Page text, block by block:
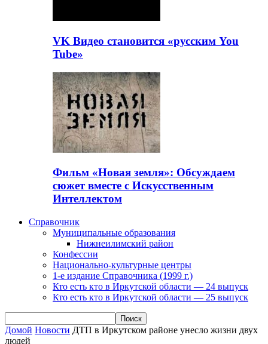
VK Видео становится «русским You
Tube»
Фильм «Новая земля»: Обсуждаем
сюжет вместе с Искусственным
Интеллектом
Справочник
Муниципальные образования
Нижнеилимский район
Конфессии
Национально-культурные центры
1-е издание Справочника (1999 г.)
Кто есть кто в Иркутской области — 24 выпуск
Кто есть кто в Иркутской области — 25 выпуск
Домой Новости ДТП в Иркутском районе унесло жизни двух
людей